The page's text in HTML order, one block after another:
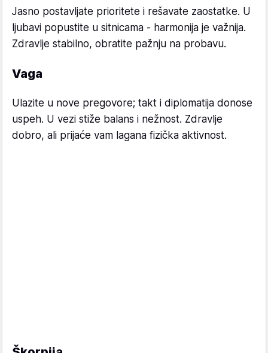
Jasno postavljate prioritete i rešavate zaostatke. U
ljubavi popustite u sitnicama - harmonija je važnija.
Zdravlje stabilno, obratite pažnju na probavu.
Vaga
Ulazite u nove pregovore; takt i diplomatija donose
uspeh. U vezi stiže balans i nežnost. Zdravlje
dobro, ali prijaće vam lagana fizička aktivnost.